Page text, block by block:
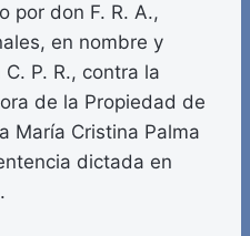
por don F. R. A.,
en nombre y
P. R., contra la
de la Propiedad de
María Cristina Palma
dictada en